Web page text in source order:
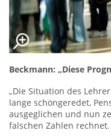
Beckmann: „Diese
„Die Situation des
lange schöngeredet,
ausgeglichen und nun
falschen Zahlen rechnet.